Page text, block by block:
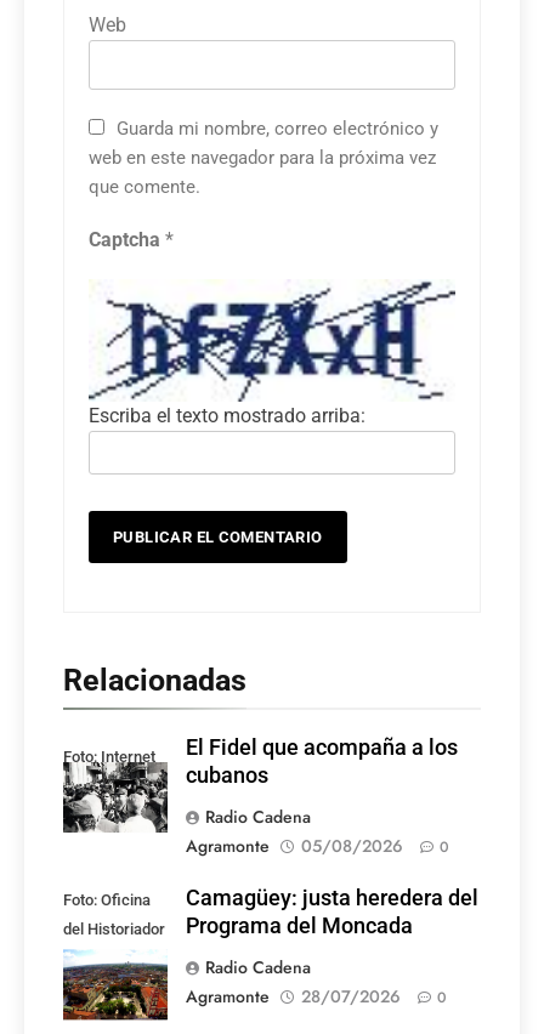
Web
Guarda mi nombre, correo electrónico y
web en este navegador para la próxima vez
que comente.
Captcha *
Escriba el texto mostrado arriba:
Relacionadas
Foto: Internet
El Fidel que acompaña a los
cubanos
Radio Cadena
Agramonte
05/08/2026 0
Foto: Oficina
del Historiador
de la Ciudad de
Camagüey
Camagüey: justa heredera del
Programa del Moncada
Radio Cadena
Agramonte
28/07/2026 0